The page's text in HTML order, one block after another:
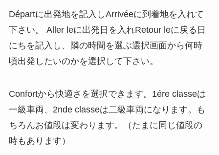
Départに出発地を記入しArrivéeに到着地を入れて
下さい。 Aller leに出発日を入れRetour leに戻る日
にちを記入し、隣の時間を選ぶ選択画面から何時
頃出発したいのかを選択して下さい。
Confortから快適さを選択できます。1ére classeは
一級車両、2nde classeは二級車両になります。も
ちろんお値段は変わります。（たまに同じ値段の
時もあります）